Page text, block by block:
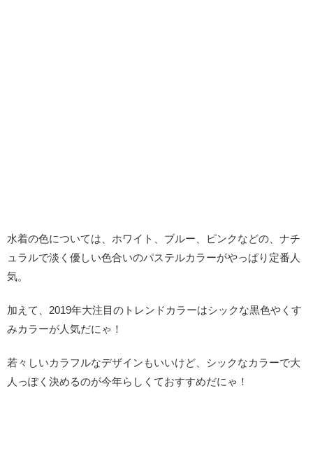
水着の色については、ホワイト、ブルー、ピンクなどの、ナチ
ュラルで淡く優しい色合いのパステルカラーがやっぱり定番人
気。
加えて、2019年大注目のトレンドカラーはシックな黒色やくす
みカラーが人気だにゃ！
若々しいカラフルなデザインもいいけど、シックなカラーで大
人っぽく決めるのが今年らしくておすすめだにゃ！